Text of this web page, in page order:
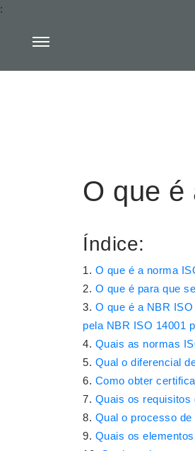
:
O que é
Índice:
O que é a norma
O que é para que
O que é a NBR
pela NBR ISO 14001
Quais as normas
Qual o diferencial
Como obter
Quais os requisitos
Qual o processo
Quais os